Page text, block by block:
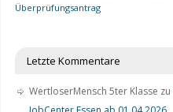
Überprüfungsantrag
Letzte Kommentare
WertloserMensch 5ter Klasse zu